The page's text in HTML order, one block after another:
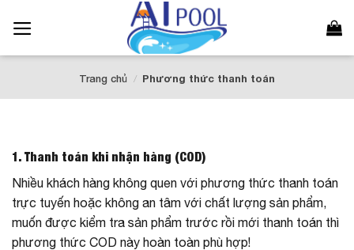
qua
Trang chủ / Phương thức thanh toán
1. Thanh toán khi nhận hàng (COD)
Nhiều khách hàng không quen với phương thức thanh toán
trực tuyến hoặc không an tâm với chất lượng sản phẩm,
muốn được kiểm tra sản phẩm trước rồi mới thanh toán thì
phương thức COD này hoàn toàn phù hợp!